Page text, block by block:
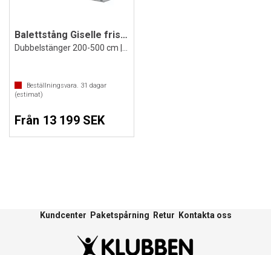
Balettstång Giselle fristående
Beställningsvara. 31 dagar
(estimat)
Från 13 199 SEK
Kundcenter Paketspårning Retur Kontakta oss